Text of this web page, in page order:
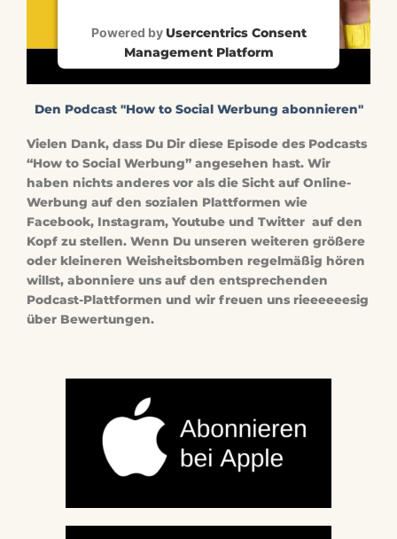
Powered by Usercentrics Consent
Management Platform
Den Podcast "How to Social Werbung abonnieren"
Vielen Dank, dass Du Dir diese Episode des Podcasts
“How to Social Werbung” angesehen hast. Wir
haben nichts anderes vor als die Sicht auf Online-
Werbung auf den sozialen Plattformen wie
Facebook, Instagram, Youtube und Twitter auf den
Kopf zu stellen. Wenn Du unseren weiteren größere
oder kleineren Weisheitsbomben regelmäßig hören
willst, abonniere uns auf den entsprechenden
Podcast-Plattformen und wir freuen uns rieeeeeesig
über Bewertungen.